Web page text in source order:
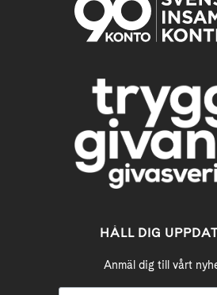
HÅLL DIG
Anmäl dig till vårt